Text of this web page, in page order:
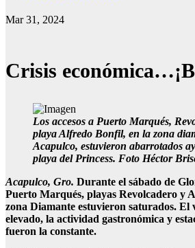
Mar 31, 2024
Crisis
Los accesos a Puerto Marqués,
playa Alfredo Bonfil, en la zona
Acapulco, estuvieron abarrotados
playa del Princess. Foto Héctor
Acapulco, Gro. Durante el sábado de
Puerto Marqués, playas Revolcadero y
zona Diamante estuvieron saturados. El
elevado, la actividad gastronómica y
fueron la constante.